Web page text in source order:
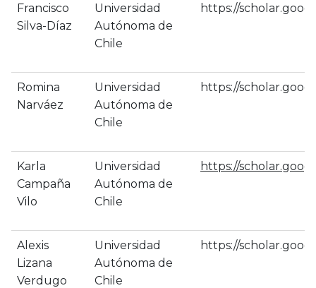
Francisco
Silva-Díaz
Universidad
Autónoma de
Chile
https://
Romina
Narváez
Universidad
Autónoma de
Chile
https://
Karla
Campaña
Vilo
Universidad
Autónoma de
Chile
https://
Alexis
Lizana
Verdugo
Universidad
Autónoma de
Chile
https://